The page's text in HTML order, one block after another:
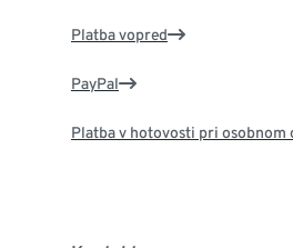
Platba vopred
PayPal
Platba v hotovosti pri osobnom